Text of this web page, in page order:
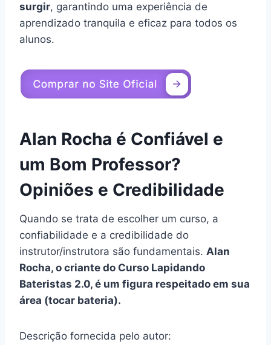
surgir, garantindo uma experiência de
aprendizado tranquila e eficaz para todos os
alunos.
Alan Rocha é Confiável e
um Bom Professor?
Opiniões e Credibilidade
Quando se trata de escolher um curso, a
confiabilidade e a credibilidade do
instrutor/instrutora são fundamentais. Alan
Rocha, o criante do Curso Lapidando
Bateristas 2.0, é um figura respeitado em sua
área (tocar bateria).
Descrição fornecida pelo autor: